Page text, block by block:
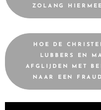
ZOLANG
HOE DE
LUBBERS EN
AFGLIJDEN MET
NAAR EEN